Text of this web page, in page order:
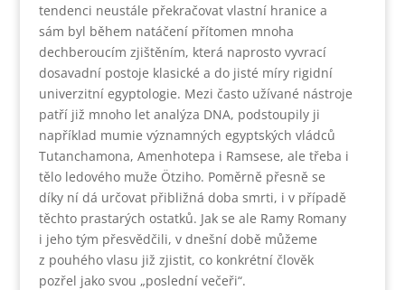
tendenci neustále překračovat vlastní hranice a
sám byl během natáčení přítomen mnoha
dechberoucím zjištěním, která naprosto vyvrací
dosavadní postoje klasické a do jisté míry rigidní
univerzitní egyptologie. Mezi často užívané nástroje
patří již mnoho let analýza DNA, podstoupily ji
například mumie významných egyptských vládců
Tutanchamona, Amenhotepa i Ramsese, ale třeba i
tělo ledového muže Ötziho. Poměrně přesně se
díky ní dá určovat přibližná doba smrti, i v případě
těchto prastarých ostatků. Jak se ale Ramy Romany
i jeho tým přesvědčili, v dnešní době můžeme
z pouhého vlasu již zjistit, co konkrétní člověk
pozřel jako svou „poslední večeři“.